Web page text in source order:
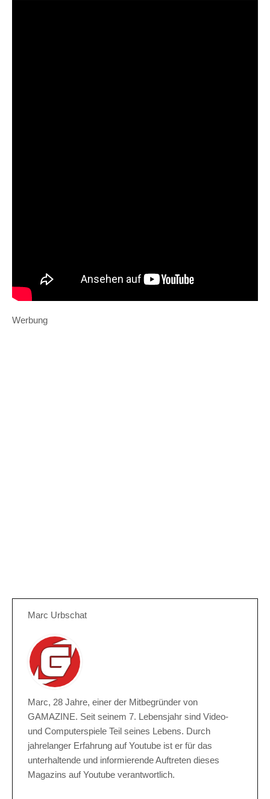
Werbung
Marc Urbschat
Marc, 28 Jahre, einer der Mitbegründer von
GAMAZINE. Seit seinem 7. Lebensjahr sind Video-
und Computerspiele Teil seines Lebens. Durch
jahrelanger Erfahrung auf Youtube ist er für das
unterhaltende und informierende Auftreten dieses
Magazins auf Youtube verantwortlich.